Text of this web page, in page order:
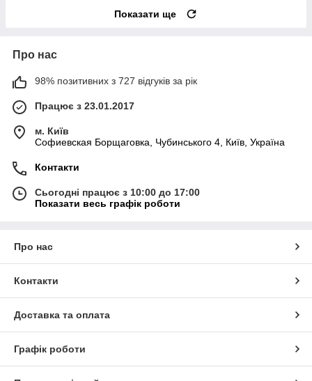
Показати ще
Про нас
98% позитивних з 727 відгуків за рік
Працює з 23.01.2017
м. Київ
Софиевская Борщаговка, Чубинського 4, Київ, Україна
Контакти
Сьогодні працює з 10:00 до 17:00
Показати весь графік роботи
Про нас
Контакти
Доставка та оплата
Графік роботи